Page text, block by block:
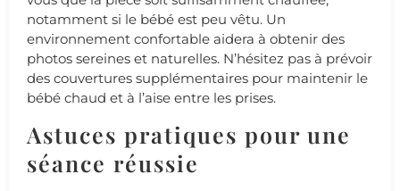
notamment si le bébé est peu vêtu. Un
environnement confortable aidera à obtenir des
photos sereines et naturelles. N’hésitez pas à prévoir
des couvertures supplémentaires pour maintenir le
bébé chaud et à l’aise entre les prises.
Astuces pratiques pour une
séance réussie